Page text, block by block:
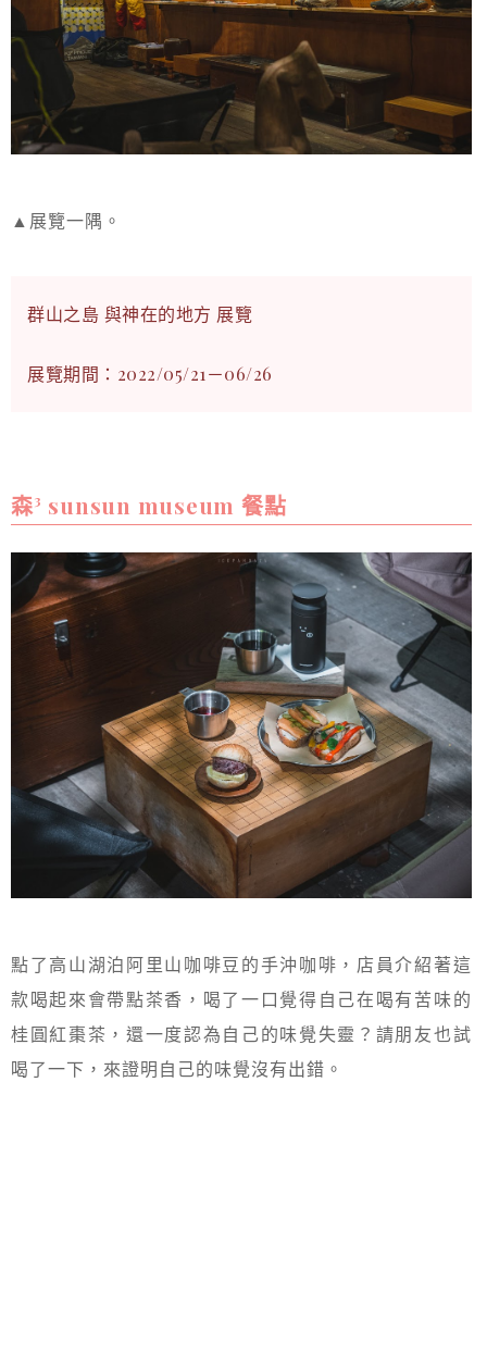
▲展覽一隅。
群山之島 與神在的地方 展覽
展覽期間：2022/05/21－06/26
森³ sunsun museum 餐點
點了高山湖泊阿里山咖啡豆的手沖咖啡，店員介紹著這
款喝起來會帶點茶香，喝了一口覺得自己在喝有苦味的
桂圓紅棗茶，還一度認為自己的味覺失靈？請朋友也試
喝了一下，來證明自己的味覺沒有出錯。